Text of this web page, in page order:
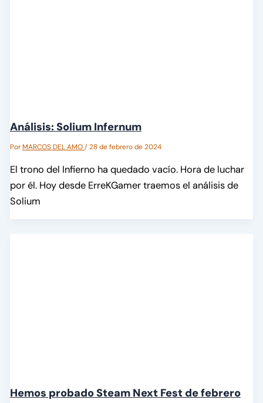
Análisis: Solium Infernum
PorMARCOS DEL AMO/28 de febrero de 2024
El trono del Infierno ha quedado vacío. Hora de luchar
por él. Hoy desde ErreKGamer traemos el análisis de
Solium
Hemos probado Steam Next Fest de febrero